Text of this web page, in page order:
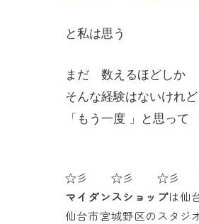
と私は思う
まだ 数えるほどしか
そんな経験はないけれど
「もう一度 」と思っ
☆彡 ☆彡 ☆彡
マイダンスショップは仙
仙台市宮城野区のスタジ